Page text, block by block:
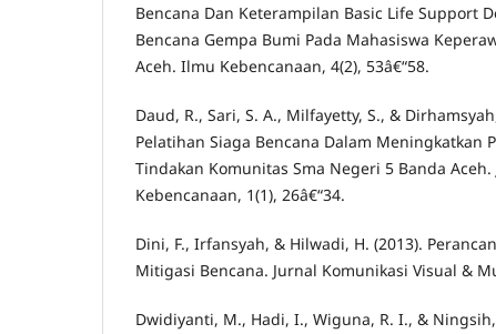
Bencana Dan Keterampilan Basic Life Support
Bencana Gempa Bumi Pada Mahasiswa
Aceh. Ilmu Kebencanaan, 4(2), 53â€“58.
Daud, R., Sari, S. A., Milfayetty, S., &
Pelatihan Siaga Bencana Dalam Meningkatkan
Tindakan Komunitas Sma Negeri 5 Banda
Kebencanaan, 1(1), 26â€“34.
Dini, F., Irfansyah, & Hilwadi, H. (2013).
Mitigasi Bencana. Jurnal Komunikasi Visual &
Dwidiyanti, M., Hadi, I., Wiguna, R. I., & Ningsih,